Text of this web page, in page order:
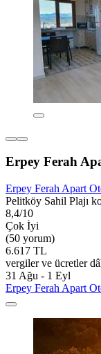
Erpey Ferah
Erpey Ferah Apart
Pelitköy Sahil Plajı
8,4/10
Çok İyi
(50 yorum)
6.617 TL
vergiler ve ücretler
31 Ağu - 1 Eyl
Erpey Ferah Apart